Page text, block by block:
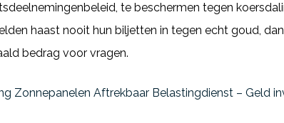
te beschermen tegen
haast nooit hun biljetten in tegen echt goud,
bedrag voor vragen.
Zonnepanelen Aftrekbaar Belastingdienst – Geld